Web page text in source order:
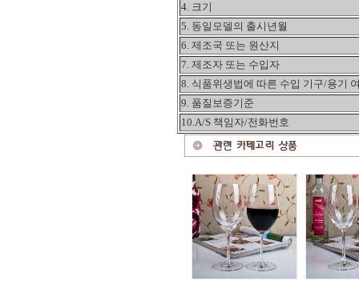
4. 크기
5. 동일모델의 출시년월
6. 제조국 또는 원산지
7. 제조자 또는 수입자
8. 식품위생법에 따른 수입 기구/용기
9. 품질보증기준
10.A/S 책임자/전화번호